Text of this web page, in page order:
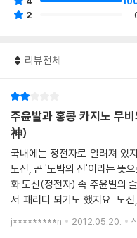
2
리뷰전체
주윤발과 홍콩 카지노 무
神)
국내에는 정전자로 알려져
도신, 곧 '도박의 신'이라는 뜻
화 도신(정전자) 속 주윤발의
서 패러디 되기도 했지요. 도
있고 도성에서 주인공 주성치
걸음걸이를 흉내
j*********n 2012.05.20.